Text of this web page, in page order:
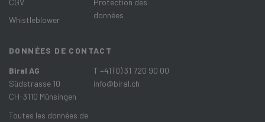
Whistleblower
données
DONNÉES DE CONTACT
Biral AG
Südstrasse 10
CH-3110 Münsingen
Toutes les données de
T +41 (0) 31 720 90 00
info@biral.ch